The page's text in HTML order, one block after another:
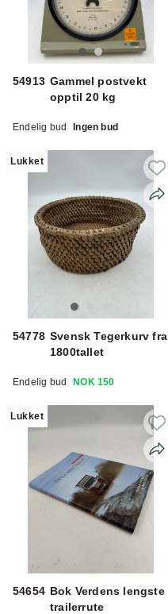
54913 Gammel postvekt
opptil 20 kg
Endelig bud Ingen bud
Lukket
54778 Svensk Tegerkurv fra
1800tallet
Endelig bud NOK 150
Lukket
54654 Bok Verdens lengste
trailerrute